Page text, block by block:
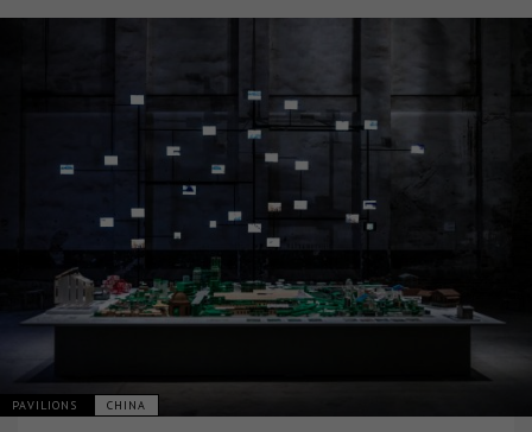
PAVILIONS CHINA